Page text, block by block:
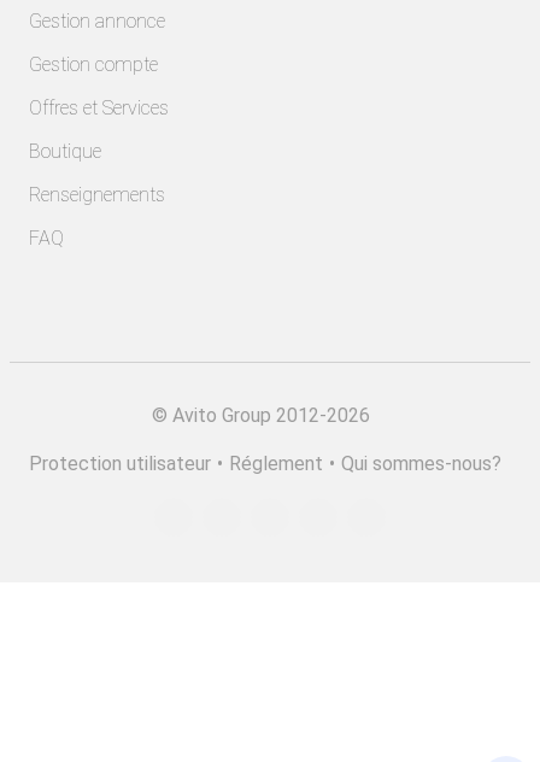
Gestion annonce
Gestion compte
Offres et Services
Boutique
Renseignements
FAQ
© Avito Group 2012-2026
Protection utilisateur • Réglement • Qui sommes-nous?